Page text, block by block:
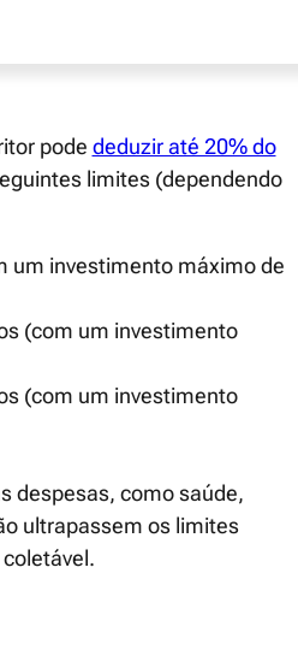
pode deduzir até 20% do
limites (dependendo
um investimento máximo de
(com um investimento
(com um investimento
despesas, como saúde,
ultrapassem os limites